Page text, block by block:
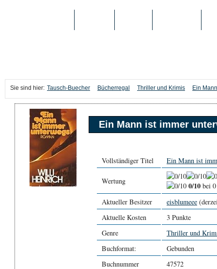
Sie sind hier: Tausch-Buecher Bücherregal Thriller und Krimis Ein
Ein Mann ist immer
Vollständiger Titel Ein Mann ist
Wertung 0/10 bei
Aktueller Besitzer
eisblumeee
Aktuelle Kosten
3 Punkte
Genre
Thriller und
Buchformat:
Gebunden
Buchnummer
47572